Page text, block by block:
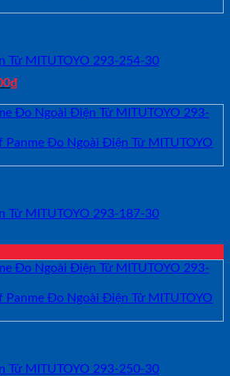
Tử MITUTOYO 293-254-30
₫Giá
tại
là:
Tử MITUTOYO 293-187-30
Tử MITUTOYO 293-250-30